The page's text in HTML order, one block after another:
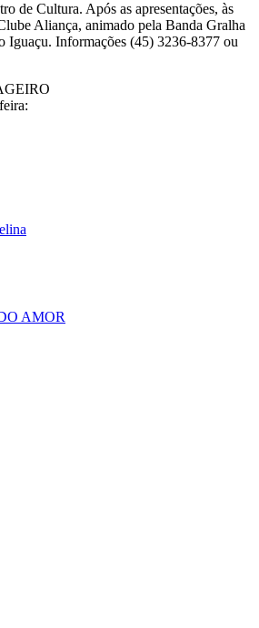
de Cultura. Após as apresentações, às
Aliança, animado pela Banda Gralha
Iguaçu. Informações (45) 3236-8377 ou
AMOR